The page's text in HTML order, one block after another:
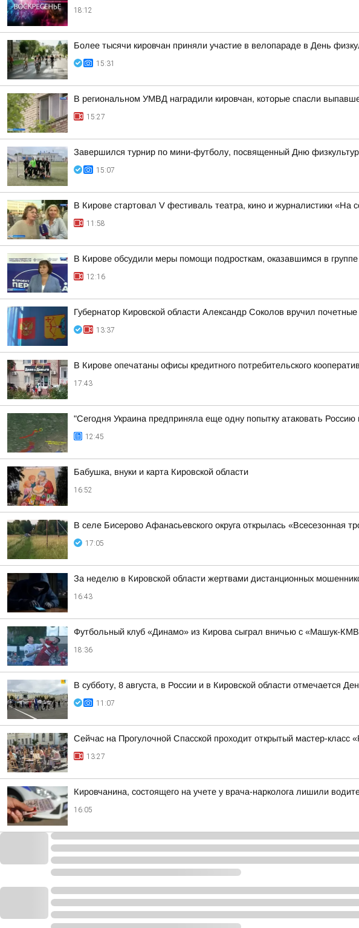
18:12
Более тысячи кировчан приняли участие в велопараде в День
15:31
В региональном УМВД наградили кировчан, которые спасли
15:27
Завершился турнир по мини-футболу, посвященный Дню
15:07
В Кирове стартовал V фестиваль театра, кино и журналистики «На
11:58
В Кирове обсудили меры помощи подросткам, оказавшимся в группе
12:16
Губернатор Кировской области Александр Соколов вручил
13:37
В Кирове опечатаны офисы кредитного потребительского
17:43
"Сегодня Украина предприняла еще одну попытку атаковать
12:45
Бабушка, внуки и карта Кировской области
16:52
В селе Бисерово Афанасьевского округа открылась «Всесезонная
17:05
За неделю в Кировской области жертвами дистанционных
16:43
Футбольный клуб «Динамо» из Кирова сыграл вничью с «Машук-
18:36
В субботу, 8 августа, в России и в Кировской области отмечается
11:07
Сейчас на Прогулочной Спасской проходит открытый мастер-класс
13:27
Кировчанина, состоящего на учете у врача-нарколога лишили
16:05